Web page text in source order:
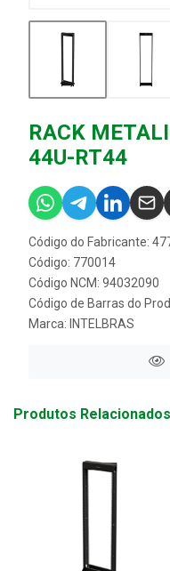
RACK
44U-RT44
Código do Fabricante:
Código: 770014
Código NCM: 94032090
Código de Barras do
Marca: INTELBRAS
Produtos Relacionados